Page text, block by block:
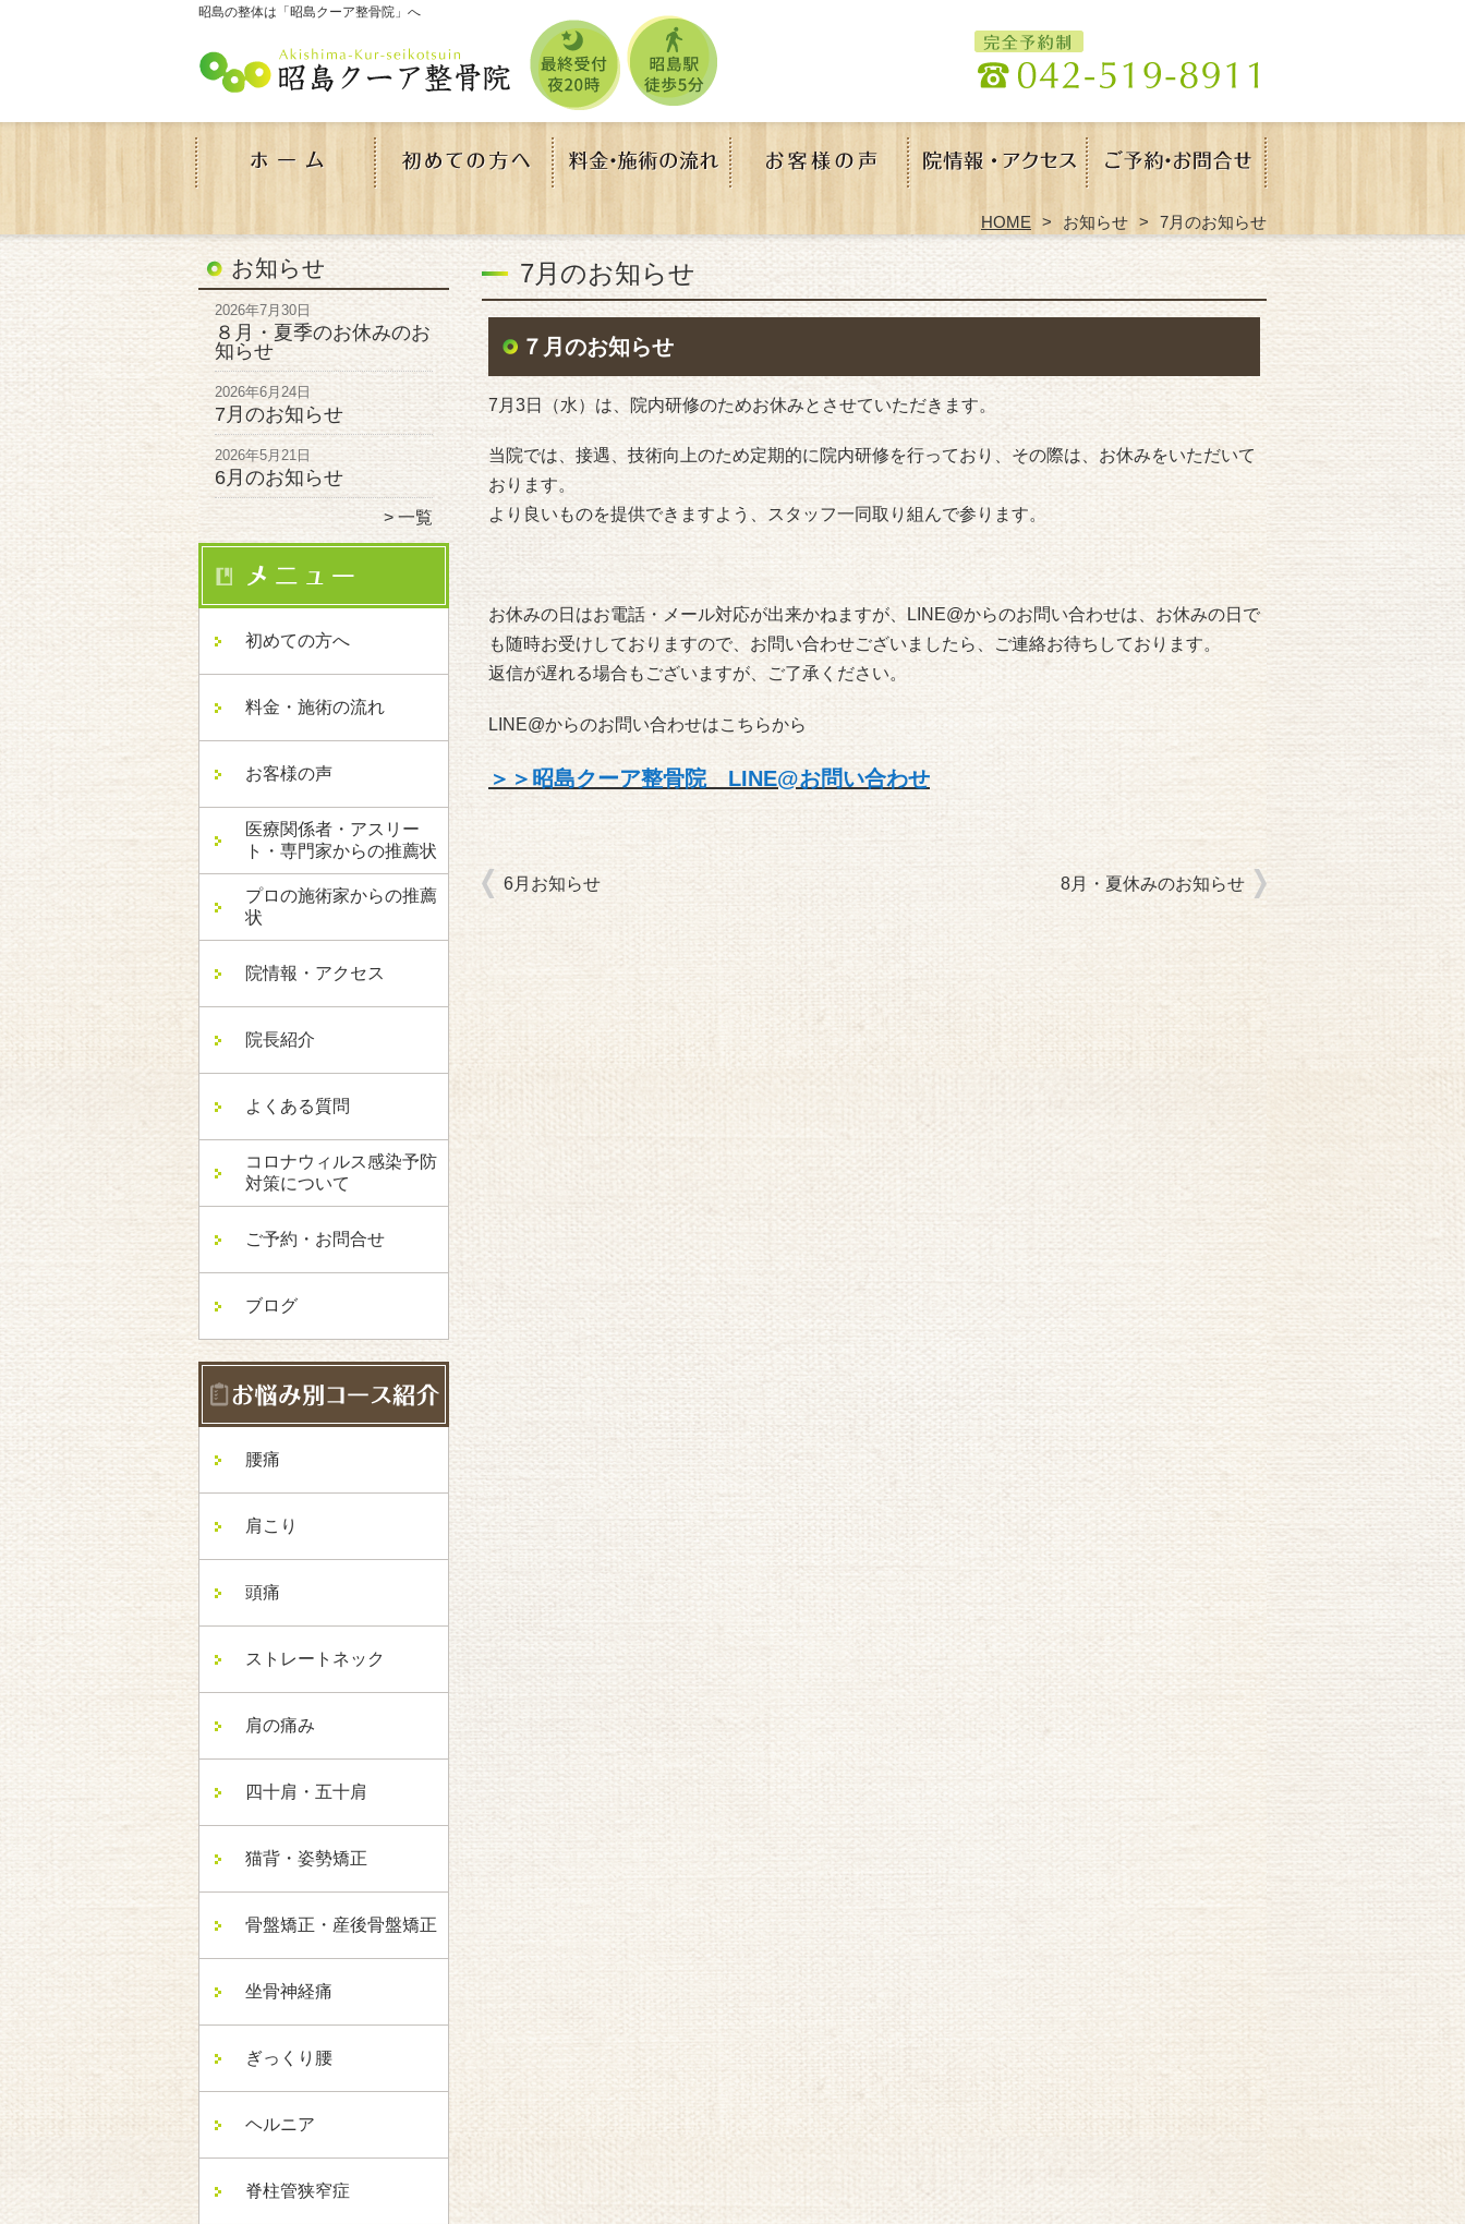
昭島の整体は「昭島クーア整骨院」へ
HOME お知らせ 7月のお知らせ
お知らせ
2026年7月30日
８月・夏季のお休みのお
知らせ
2026年6月24日
7月のお知らせ
2026年5月21日
6月のお知らせ
一覧
初めての方へ
料金・施術の流れ
お客様の声
医療関係者・アスリー
ト・専門家からの推薦状
プロの施術家からの推薦
状
院情報・アクセス
院長紹介
よくある質問
コロナウィルス感染予防
対策について
ご予約・お問合せ
ブログ
腰痛
肩こり
頭痛
ストレートネック
肩の痛み
四十肩・五十肩
猫背・姿勢矯正
骨盤矯正・産後骨盤矯正
坐骨神経痛
ぎっくり腰
ヘルニア
脊柱管狭窄症
7月のお知らせ
７月のお知らせ
7月3日（水）は、院内研修のためお休みとさせていただきます。
当院では、接遇、技術向上のため定期的に院内研修を行っており、その際は、お休みをいただいて
おります。
より良いものを提供できますよう、スタッフ一同取り組んで参ります。
お休みの日はお電話・メール対応が出来かねますが、LINE@からのお問い合わせは、お休みの日で
も随時お受けしておりますので、お問い合わせございましたら、ご連絡お待ちしております。
返信が遅れる場合もございますが、ご了承ください。
LINE@からのお問い合わせはこちらから
＞＞昭島クーア整骨院 LINE@お問い合わせ
6月お知らせ 8月・夏休みのお知らせ